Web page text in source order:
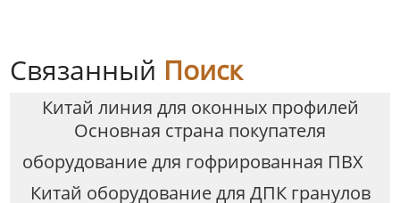
Связанный Поиск
Китай линия для оконных профилей
Основная страна покупателя
оборудование для гофрированная ПВХ
Китай оборудование для ДПК гранулов